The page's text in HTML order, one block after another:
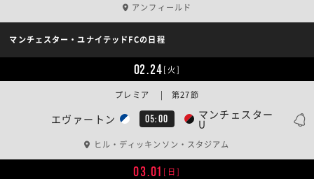
アンフィールド
マンチェスター・ユナイテッドFCの日程
02.24[火]
エヴァートン 05:00 マンチェスター
U
プレミア | 第27節
ヒル・ディッキンソン・スタジアム
03.01 [日]